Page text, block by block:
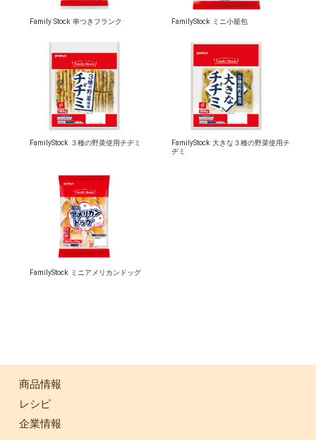
Family Stock 串つきフランク FamilyStock ミニ小籠包
FamilyStock ３種の野菜使用チヂミ
FamilyStock 大きな３種の野菜使用チ
ヂミ
FamilyStock ミニアメリカンドッグ
商品情報
レシピ
企業情報